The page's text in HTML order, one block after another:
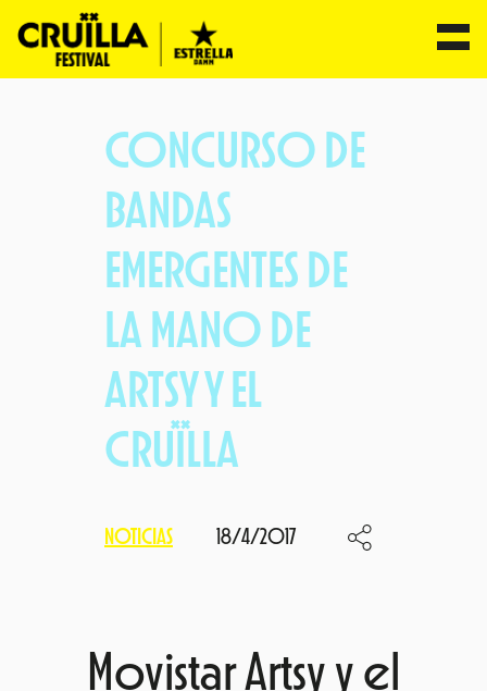
CONCURSO DE
BANDAS
EMERGENTES DE
LA MANO DE
ARTSY Y EL
CRUÏLLA
NOTICIAS 18/4/2017
Movistar Artsy y el